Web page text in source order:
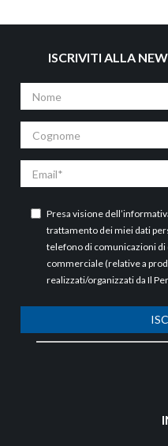
ISCRIVITI ALLA
Presa visione dell’
trattamento dei miei dati
telefono di comunicazioni
commerciale (relative a
realizzati/organizzati da Il